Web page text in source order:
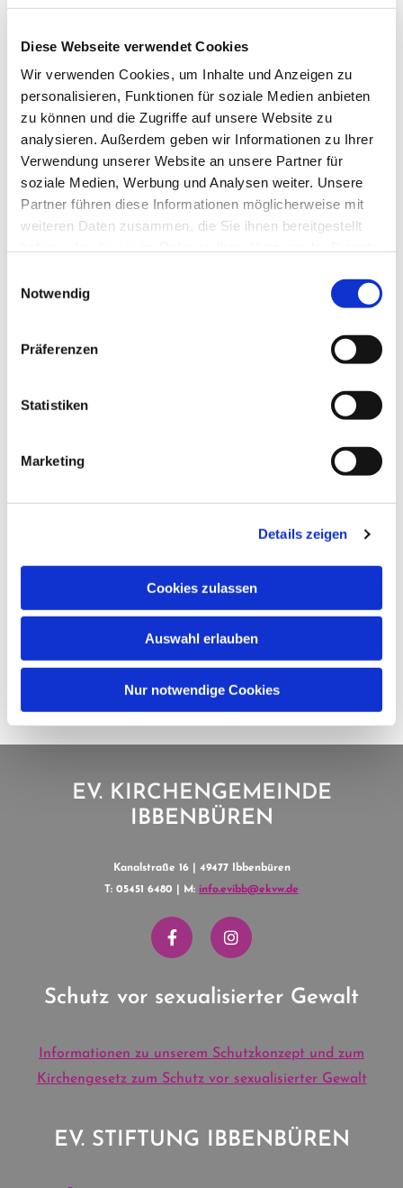
Diese Webseite verwendet Cookies
Wir verwenden Cookies, um Inhalte und Anzeigen zu
personalisieren, Funktionen für soziale Medien anbieten
zu können und die Zugriffe auf unsere Website zu
analysieren. Außerdem geben wir Informationen zu Ihrer
Verwendung unserer Website an unsere Partner für
soziale Medien, Werbung und Analysen weiter. Unsere
Partner führen diese Informationen möglicherweise mit
weiteren Daten zusammen, die Sie ihnen bereitgestellt
Notwendig
Präferenzen
Statistiken
Marketing
Details zeigen
Cookies zulassen
Auswahl erlauben
Nur notwendige Cookies
Dies könnte Sie auch
interessieren
EV. KIRCHENGEMEINDE
IBBENBÜREN
Kanalstraße 16 | 49477 Ibbenbüren
T: 05451 6480 | M: info.evibb@ekvw.de
Schutz vor sexualisierter Gewalt
Informationen zu unserem Schutzkonzept und zum
Kirchengesetz zum Schutz vor sexualisierter Gewalt
EV. STIFTUNG IBBENBÜREN